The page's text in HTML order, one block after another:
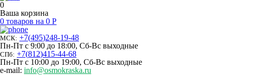
0
Ваша корзина
0 товаров на 0 Р
МСК: +7(495)248-19-48
Пн-Пт с 9:00 до 18:00, Сб-Вс выходные
СПб: +7(812)415-44-68
Пн-Пт с 10:00 до 19:00, Сб-Вс выходные
e-mail: info@osmokraska.ru